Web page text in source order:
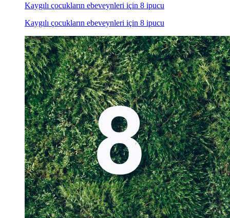
Kaygılı çocukların ebeveynleri için 8 ipucu
Kaygılı çocukların ebeveynleri için 8 ipucu